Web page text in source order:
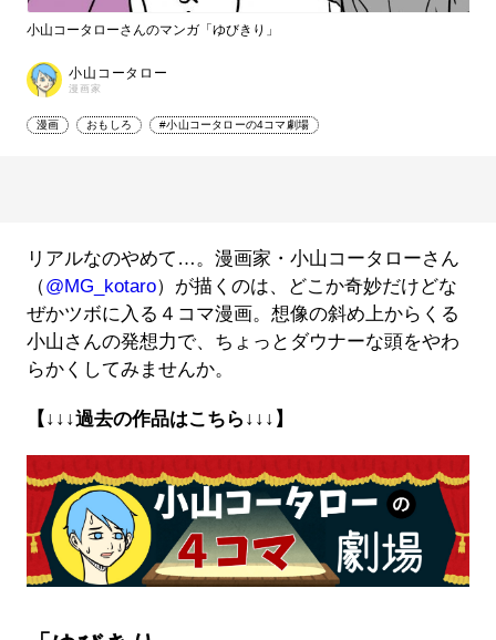
小山コータローさんのマンガ「ゆびきり」
小山コータロー
漫画家
漫画 おもしろ #小山コータローの4コマ劇場
リアルなのやめて…。漫画家・小山コータローさん
（@MG_kotaro）が描くのは、どこか奇妙だけどな
ぜかツボに入る４コマ漫画。想像の斜め上からくる
小山さんの発想力で、ちょっとダウナーな頭をやわ
らかくしてみませんか。
【↓↓↓過去の作品はこちら↓↓↓】